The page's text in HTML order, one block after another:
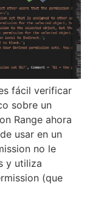
fácil verificar
sobre un
Range ahora
usar en un
no le
y utiliza
(que